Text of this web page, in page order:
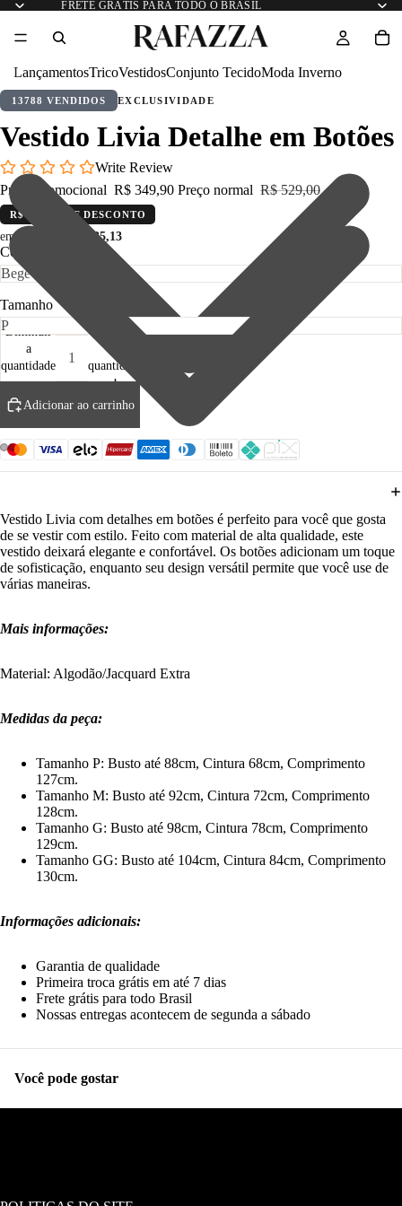
FRETE GRÁTIS PARA TODO O BRASIL
LançamentosTricoVestidosConjunto TecidoModa Inverno
13788 VENDIDOS EXCLUSIVIDADE
Vestido Livia Detalhe em Botões
Write Review
Preço promocional R$ 349,90 Preço normal R$ 529,00
R$ 179,10 DE DESCONTO
em até 12x de R$ 35,13
Cor
Tamanho
Diminuir
a
quantidade
Aumentar
quantidade
Adicionar ao carrinho
Vestido Livia com detalhes em botões é perfeito para você que gosta
de se vestir com estilo. Feito com material de alta qualidade, este
vestido deixará elegante e confortável. Os botões adicionam um toque
de sofisticação, enquanto seu design versátil permite que você use de
várias maneiras.
Mais informações:
Material: Algodão/Jacquard Extra
Medidas da peça:
Tamanho P: Busto até 88cm, Cintura 68cm, Comprimento
127cm.
Tamanho M: Busto até 92cm, Cintura 72cm, Comprimento
128cm.
Tamanho G: Busto até 98cm, Cintura 78cm, Comprimento
129cm.
Tamanho GG: Busto até 104cm, Cintura 84cm, Comprimento
130cm.
Informações adicionais:
Garantia de qualidade
Primeira troca grátis em até 7 dias
Frete grátis para todo Brasil
Nossas entregas acontecem de segunda a sábado
Você pode gostar